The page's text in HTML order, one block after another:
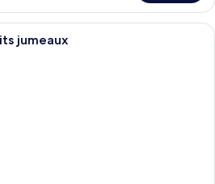
Une chambre d’hôtel avec un grand
jumeaux